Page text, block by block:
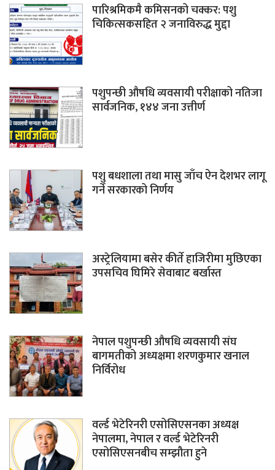
पारिश्रमिकमै कमिसनको चक्कर: पशु
चिकित्सकसहित २ जनाविरुद्ध मुद्दा
पशुपन्छी औषधि व्यवसायी परीक्षाको नतिजा
सार्वजनिक, १४४ जना उत्तीर्ण
पशु बधशाला तथा मासु जाँच ऐन देशभर लागू
गर्ने सरकारको निर्णय
अस्ट्रेलियामा बसेर कीर्ते हाजिरीमा मुछिएका
उपसचिव घिमिरे सेवाबाट बर्खास्त
नेपाल पशुपन्छी औषधि व्यवसायी संघ
बागमतीको अध्यक्षमा शरणकुमार खनाल
निर्विरोध
वर्ल्ड भेटेरिनरी एसोसिएसनका अध्यक्ष
नेपालमा, नेपाल र वर्ल्ड भेटेरिनरी
एसोसिएसनबीच सम्झौता हुने